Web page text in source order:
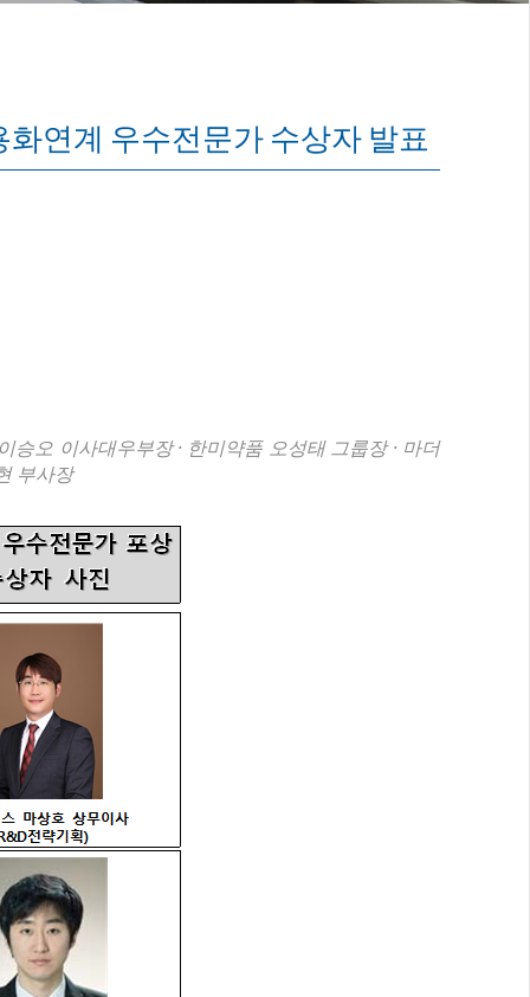
연계 우수전문가 수상자 발표
오 이사대우부장 · 한미약품 오성태 그룹장 · 마더
부사장